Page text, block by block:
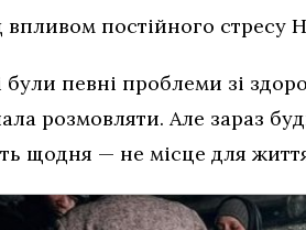
впливом постійного стресу
певні проблеми зі
розмовляти. Але зараз
щодня — не місце для